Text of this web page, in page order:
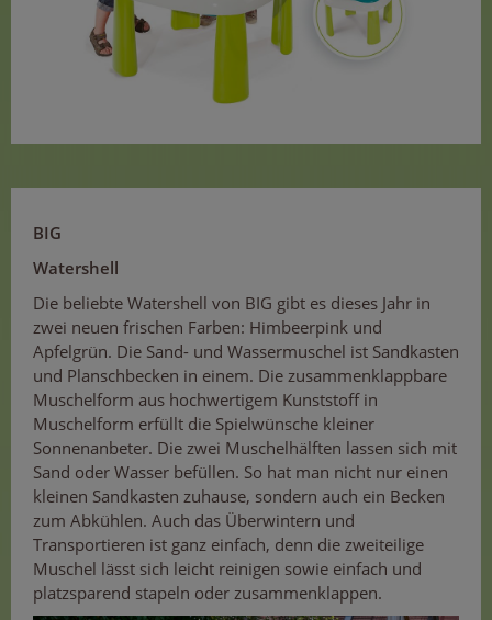
BIG
Watershell
Die beliebte Watershell von BIG gibt es dieses Jahr in
zwei neuen frischen Farben: Himbeerpink und
Apfelgrün. Die Sand- und Wassermuschel ist Sandkasten
und Planschbecken in einem. Die zusammenklappbare
Muschelform aus hochwertigem Kunststoff in
Muschelform erfüllt die Spielwünsche kleiner
Sonnenanbeter. Die zwei Muschelhälften lassen sich mit
Sand oder Wasser befüllen. So hat man nicht nur einen
kleinen Sandkasten zuhause, sondern auch ein Becken
zum Abkühlen. Auch das Überwintern und
Transportieren ist ganz einfach, denn die zweiteilige
Muschel lässt sich leicht reinigen sowie einfach und
platzsparend stapeln oder zusammenklappen.